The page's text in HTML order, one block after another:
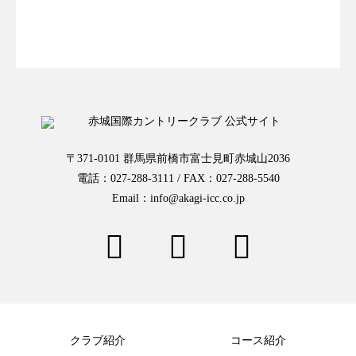
〒371-0101 群馬県前橋市富士見町赤城山2036
電話：027-288-3111 / FAX：027-288-5540
Email：info@akagi-icc.co.jp
クラブ紹介 コース紹介